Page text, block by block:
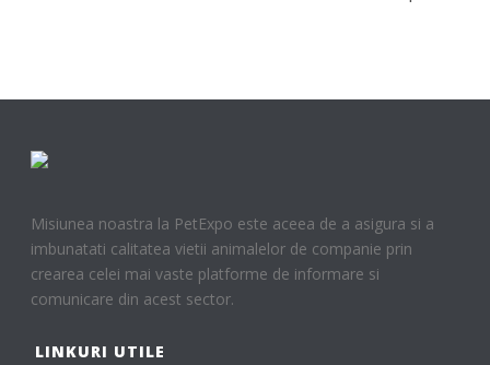
Misiunea noastra la PetExpo este aceea de a asigura si a
imbunatati calitatea vietii animalelor de companie prin
crearea celei mai vaste platforme de informare si
comunicare din acest sector.
LINKURI UTILE